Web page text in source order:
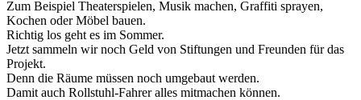
Zum Beispiel Theaterspielen, Musik machen, Graffiti sprayen,
Kochen oder Möbel bauen.
Richtig los geht es im Sommer.
Jetzt sammeln wir noch Geld von Stiftungen und Freunden für das
Projekt.
Denn die Räume müssen noch umgebaut werden.
Damit auch Rollstuhl-Fahrer alles mitmachen können.